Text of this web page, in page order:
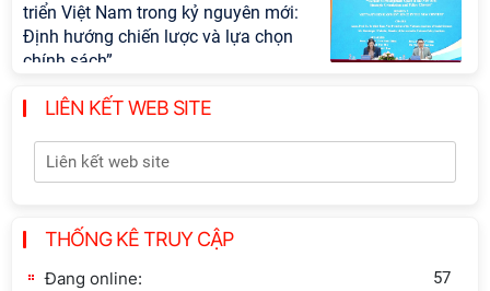
triển Việt Nam trong kỷ nguyên mới:
Định hướng chiến lược và lựa chọn
chính sách”
Khai quật công trường khai thác đá
Tôn
Viện Hàn lâm Khoa học xã hội Việt
Nam và Tỉnh ủy Cao Bằng
LIÊN KẾT WEB SITE
THỐNG KÊ TRUY CẬP
Đang online: 57